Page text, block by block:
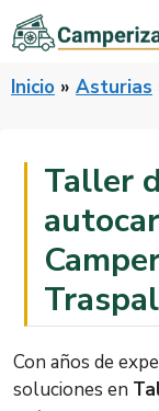
Saltar
al
Inicio » Asturias
Taller
Con años de
soluciones en